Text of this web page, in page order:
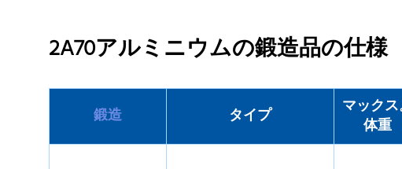
2A70アルミニウムの鍛造品の仕様
鍛造 タイプ
マック
体重